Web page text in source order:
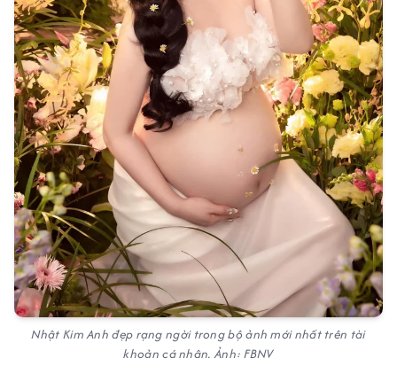
Nhật Kim Anh đẹp rạng ngời trong bộ ảnh mới nhất trên tài
khoản cá nhân. Ảnh: FBNV